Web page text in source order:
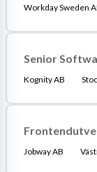
Workday Sweden
Senior
Kognity AB
Jobway AB